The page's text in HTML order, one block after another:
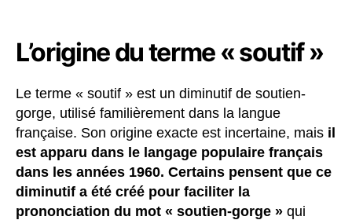
L’origine du terme « soutif »
Le terme « soutif » est un diminutif de soutien-
gorge, utilisé familièrement dans la langue
française. Son origine exacte est incertaine, mais il
est apparu dans le langage populaire français
dans les années 1960. Certains pensent que ce
diminutif a été créé pour faciliter la
prononciation du mot « soutien-gorge » qui